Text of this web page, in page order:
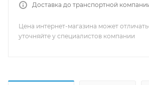
Доставка до транспортной
Цена интернет-магазина может
уточняйте у специалистов компании